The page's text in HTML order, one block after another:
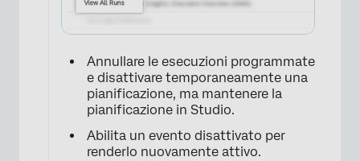
Annullare le esecuzioni programmate
e disattivare temporaneamente una
pianificazione, ma mantenere la
pianificazione in Studio.
Abilita un evento disattivato per
renderlo nuovamente attivo.